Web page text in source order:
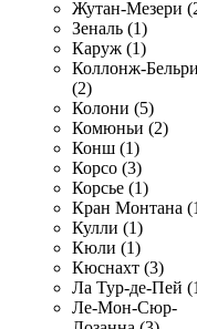
Жутан-Мезери
Зеналь (1)
Каруж (1)
Коллонж-
(2)
Колони (5)
Комюньи (2)
Конш (1)
Корсо (3)
Корсье (1)
Кран Монтана
Кулли (1)
Кюли (1)
Кюснахт (3)
Ла Тур-де-Пей
Ле-Мон-Сюр-